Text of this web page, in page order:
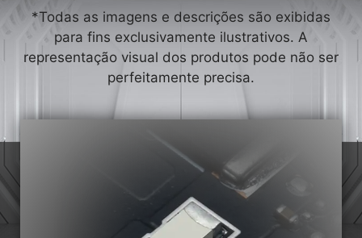
*Todas as imagens e descrições são exibidas
para fins exclusivamente ilustrativos. A
representação visual dos produtos pode não ser
perfeitamente precisa.